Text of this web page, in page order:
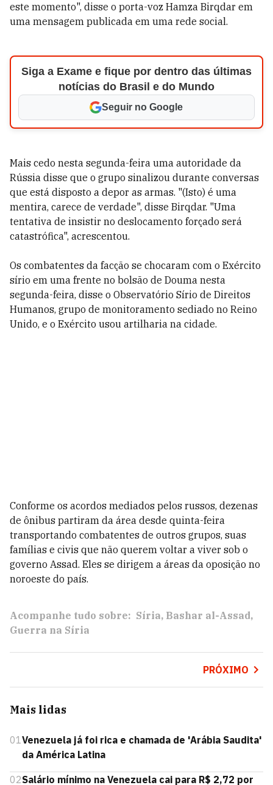
este momento", disse o porta-voz Hamza Birqdar em
uma mensagem publicada em uma rede social.
Siga a Exame e fique por dentro das últimas
notícias do Brasil e do Mundo
Seguir no Google
Mais cedo nesta segunda-feira uma autoridade da
Rússia disse que o grupo sinalizou durante conversas
que está disposto a depor as armas. "(Isto) é uma
mentira, carece de verdade", disse Birqdar. "Uma
tentativa de insistir no deslocamento forçado será
catastrófica", acrescentou.
Os combatentes da facção se chocaram com o Exército
sírio em uma frente no bolsão de Douma nesta
segunda-feira, disse o Observatório Sírio de Direitos
Humanos, grupo de monitoramento sediado no Reino
Unido, e o Exército usou artilharia na cidade.
Conforme os acordos mediados pelos russos, dezenas
de ônibus partiram da área desde quinta-feira
transportando combatentes de outros grupos, suas
famílias e civis que não querem voltar a viver sob o
governo Assad. Eles se dirigem a áreas da oposição no
noroeste do país.
Acompanhe tudo sobre: Síria Bashar al-Assad
Guerra na Síria
PRÓXIMO
Mais lidas
01Venezuela já foi rica e chamada de 'Arábia Saudita'
da América Latina
02Salário mínimo na Venezuela cai para R$ 2,72 por